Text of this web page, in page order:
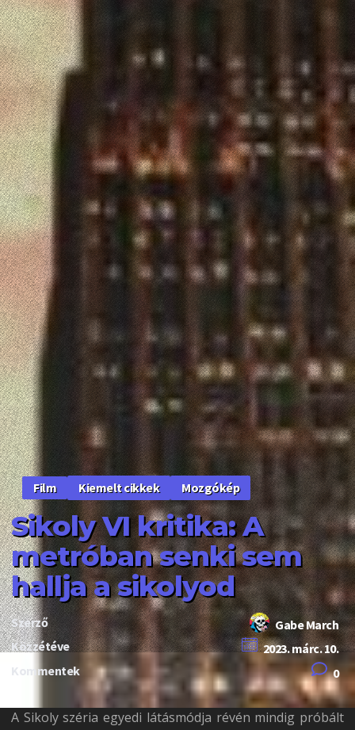
Film Kiemelt cikkek Mozgókép
Sikoly VI kritika: A
metróban senki sem
hallja a sikolyod
Szerző
Gabe March
Közzétéve
2023. márc. 10.
Kommentek
0
A Sikoly széria egyedi látásmódja révén mindig próbált